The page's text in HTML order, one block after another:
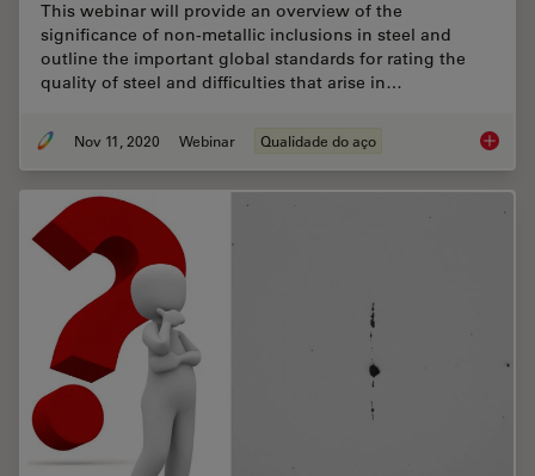
This webinar will provide an overview of the
significance of non-metallic inclusions in steel and
outline the important global standards for rating the
quality of steel and difficulties that arise in…
Nov 11, 2020 Webinar Qualidade do aço How to